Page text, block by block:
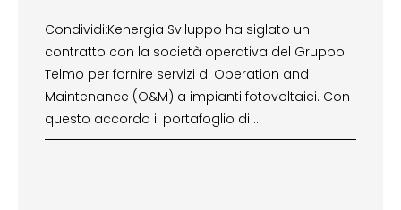
Condividi:Kenergia Sviluppo ha siglato un
contratto con la società operativa del Gruppo
Telmo per fornire servizi di Operation and
Maintenance (O&M) a impianti fotovoltaici. Con
questo accordo il portafoglio di …